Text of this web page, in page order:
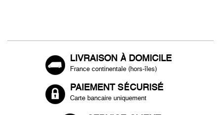
LIVRAISON À DOMICILE
France continentale (hors-îles)
PAIEMENT SÉCURISÉ
Carte bancaire uniquement